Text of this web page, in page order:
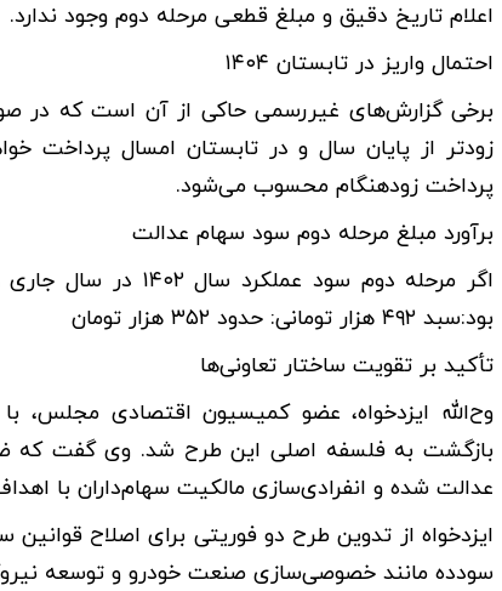
اعلام تاریخ دقیق و مبلغ قطعی مرحله دوم وجود ندارد.
احتمال واریز در تابستان ۱۴۰۴
برخی گزارش‌های غیررسمی حاکی از آن است که در
زودتر از پایان سال و در تابستان امسال پرداخت
پرداخت زودهنگام محسوب می‌شود.
برآورد مبلغ مرحله دوم سود سهام عدالت
اگر مرحله دوم
بود:سبد ۴۹۲ هزار تومانی: حدود ۳۵۲ هزار تومان
تأکید بر تقویت ساختار تعاونی‌ها
وح‌الله ایزدخواه، عضو کمیسیون اقتصادی مجلس،
بازگشت به فلسفه اصلی این طرح شد. وی گفت که
عدالت شده و انفرادی‌سازی مالکیت سهام‌داران با
ایزدخواه از تدوین طرح دو فوریتی برای اصلاح
سودده مانند خصوصی‌سازی صنعت خودرو و توسعه